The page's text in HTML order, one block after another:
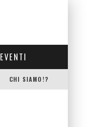
EVENTI
CHI SIAMO!?